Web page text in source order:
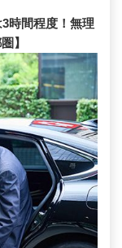
時間程度！無理
】